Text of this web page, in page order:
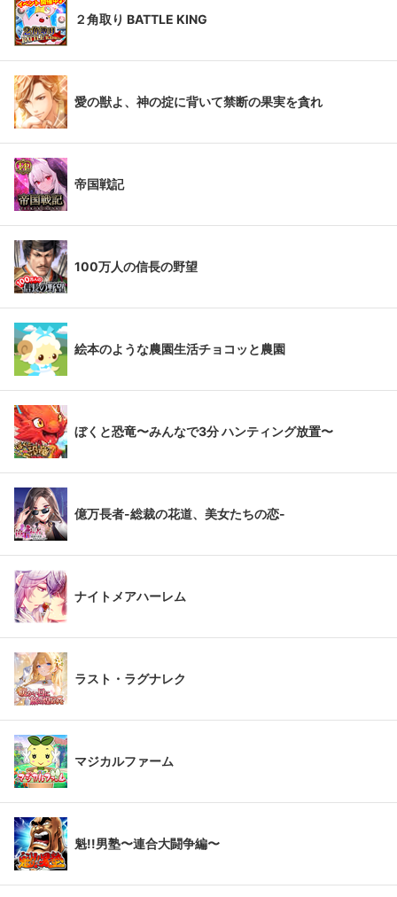
２角取り BATTLE KING
愛の獣よ、神の掟に背いて禁断の果実を貪れ
帝国戦記
100万人の信長の野望
絵本のような農園生活チョコッと農園
ぼくと恐竜〜みんなで3分 ハンティング放置〜
億万長者-総裁の花道、美女たちの恋-
ナイトメアハーレム
ラスト・ラグナレク
マジカルファーム
魁!!男塾〜連合大闘争編〜